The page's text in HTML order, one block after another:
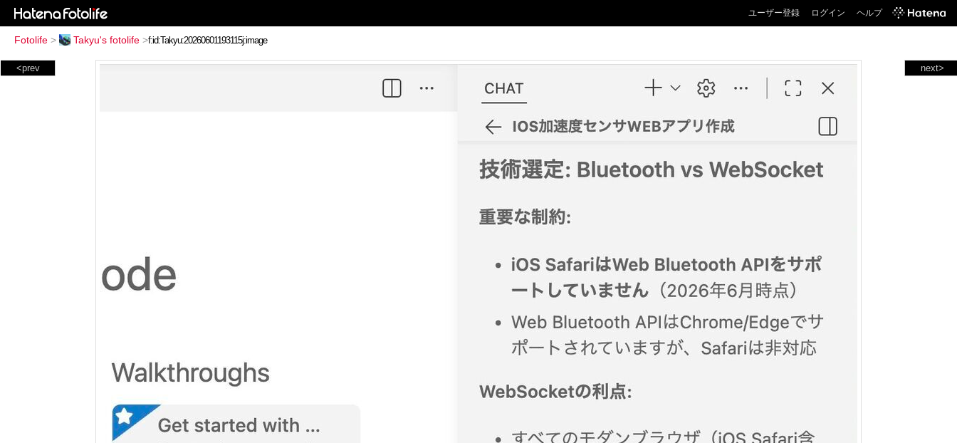
ユーザー登録 ログイン ヘルプ
Fotolife > Takyu's fotolife >
next>
<prev